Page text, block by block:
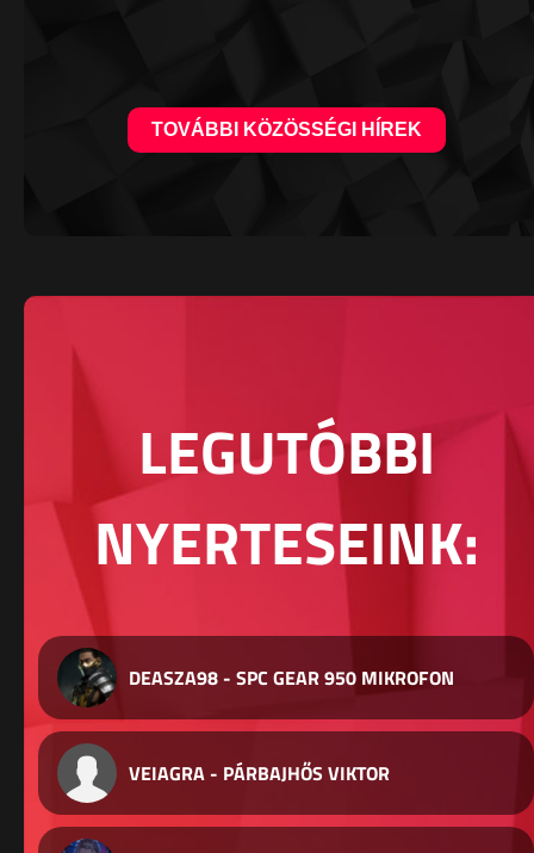
TOVÁBBI KÖZÖSSÉGI HÍREK
LEGUTÓBBI
NYERTESEINK:
DEASZA98 - SPC GEAR 950 MIKROFON
VEIAGRA - PÁRBAJHŐS VIKTOR